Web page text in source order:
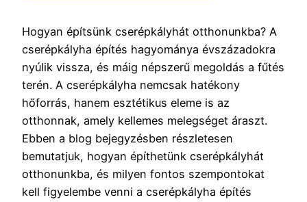
Hogyan építsünk cserépkályhát otthonunkba? A
cserépkályha építés hagyománya évszázadokra
nyúlik vissza, és máig népszerű megoldás a fűtés
terén. A cserépkályha nemcsak hatékony
hőforrás, hanem esztétikus eleme is az
otthonnak, amely kellemes melegséget áraszt.
Ebben a blog bejegyzésben részletesen
bemutatjuk, hogyan építhetünk cserépkályhát
otthonunkba, és milyen fontos szempontokat
kell figyelembe venni a cserépkályha építés